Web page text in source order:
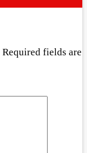
Required fields are